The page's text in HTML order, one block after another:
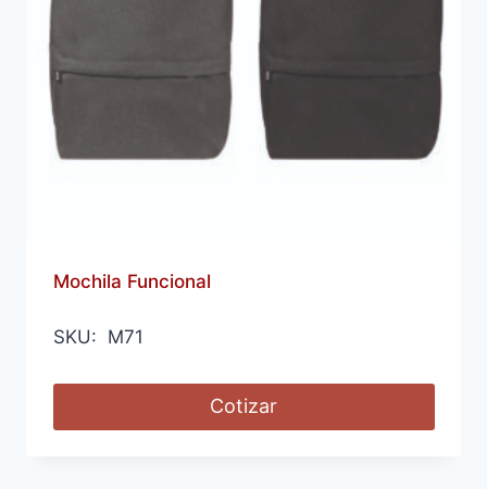
Mochila Funcional
SKU: M71
Cotizar